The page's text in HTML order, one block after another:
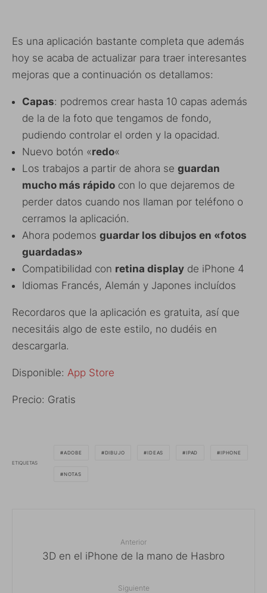
Es una aplicación bastante completa que además
hoy se acaba de actualizar para traer interesantes
mejoras que a continuación os detallamos:
Capas: podremos crear hasta 10 capas además
de la de la foto que tengamos de fondo,
pudiendo controlar el orden y la opacidad.
Nuevo botón «redo«
Los trabajos a partir de ahora se guardan
mucho más rápido con lo que dejaremos de
perder datos cuando nos llaman por teléfono o
cerramos la aplicación.
Ahora podemos guardar los dibujos en «fotos
guardadas»
Compatibilidad con retina display de iPhone 4
Idiomas Francés, Alemán y Japones incluídos
Recordaros que la aplicación es gratuita, así que
necesitáis algo de este estilo, no dudéis en
descargarla.
Disponible: App Store
Precio: Gratis
ETIQUETAS
ADOBE DIBUJO IDEAS IPAD IPHONE
NOTAS
Anterior
3D en el iPhone de la mano de Hasbro
Siguiente